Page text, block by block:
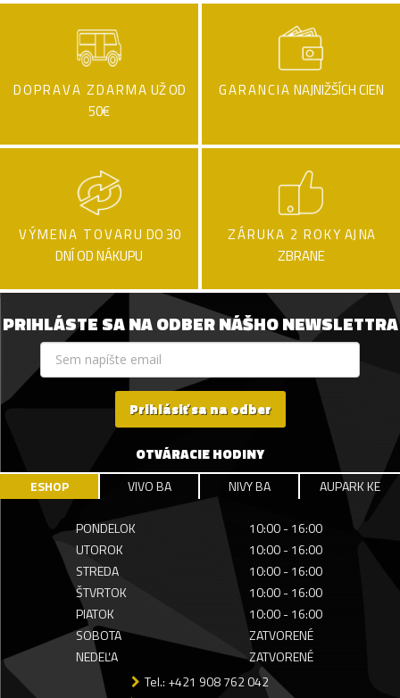
DOPRAVA ZDARMA UŽ OD
50€
GARANCIA NAJNIŽŠÍCH CIEN
VÝMENA TOVARU DO 30
DNÍ OD NÁKUPU
ZÁRUKA 2 ROKY AJ NA
ZBRANE
PRIHLÁSTE SA NA ODBER NÁŠHO NEWSLETTRA
Prihlásiť sa na odber
OTVÁRACIE HODINY
ESHOP VIVO BA NIVY BA AUPARK KE
PONDELOK
10:00 - 16:00
UTOROK
10:00 - 16:00
STREDA
10:00 - 16:00
ŠTVRTOK
10:00 - 16:00
PIATOK
10:00 - 16:00
SOBOTA
ZATVORENÉ
NEDEĽA
ZATVORENÉ
Tel.: +421 908 762 042